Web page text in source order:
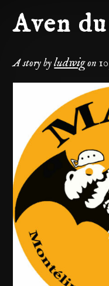
Aven
A story byludwigon